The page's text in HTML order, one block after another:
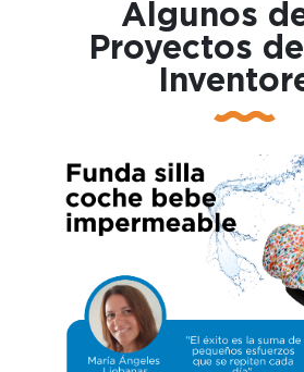
Algunos
Proyectos